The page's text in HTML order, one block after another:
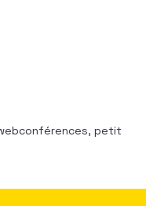
petit